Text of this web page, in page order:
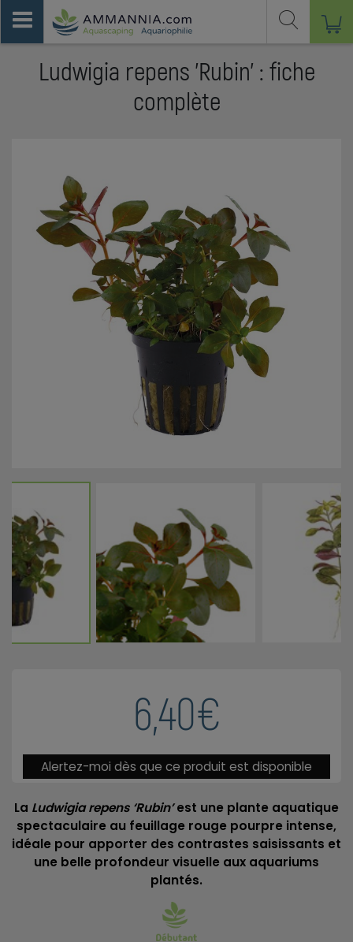
6,40€
Alertez-moi dès que ce produit est disponible
La Ludwigia repens ‘Rubin’est une plante aquatique
spectaculaire au feuillage rouge pourpre intense,
idéale pour apporter des contrastes saisissants et
une belle profondeur visuelle aux aquariums
plantés.
Ludwigia repens 'Rubin' : fiche
complète